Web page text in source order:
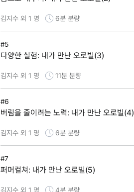
김지수 외 1 명 6분 분량
#5
다양한 실험: 내가 만난 오로빌(3)
김지수 외 1 명 11분 분량
#6
버림을 줄이려는 노력: 내가 만난 오로빌(4)
김지수 외 1 명 6분 분량
#7
퍼머컬쳐: 내가 만난 오로빌(5)
김지수 외 1 명 4분 분량